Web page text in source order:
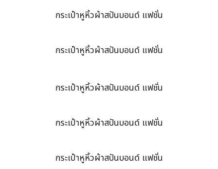
กระเป๋าหูหิ้วผ้าสปันบอนด์ แฟชั่น
กระเป๋าหูหิ้วผ้าสปันบอนด์ แฟชั่น
กระเป๋าหูหิ้วผ้าสปันบอนด์ แฟชั่น
กระเป๋าหูหิ้วผ้าสปันบอนด์ แฟชั่น
กระเป๋าหูหิ้วผ้าสปันบอนด์ แฟชั่น